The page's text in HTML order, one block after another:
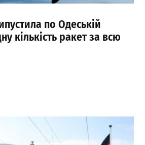
по Одеській
кількість ракет за всю